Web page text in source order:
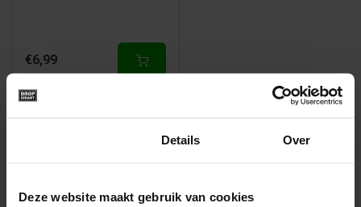
Details Over
Deze website maakt gebruik van cookies
€6,99
1